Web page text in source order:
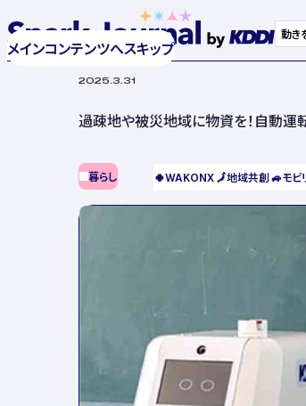
メインコンテンツへスキップ
動き
2025.3.31
過疎地や被災地域に物資を！自動
暮らし 🍀WAKONX🗾地域共創🚙モビ